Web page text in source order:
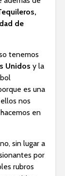
de
tenemos
Unidos y la
es una
nos
en
sin lugar a
por
rubros